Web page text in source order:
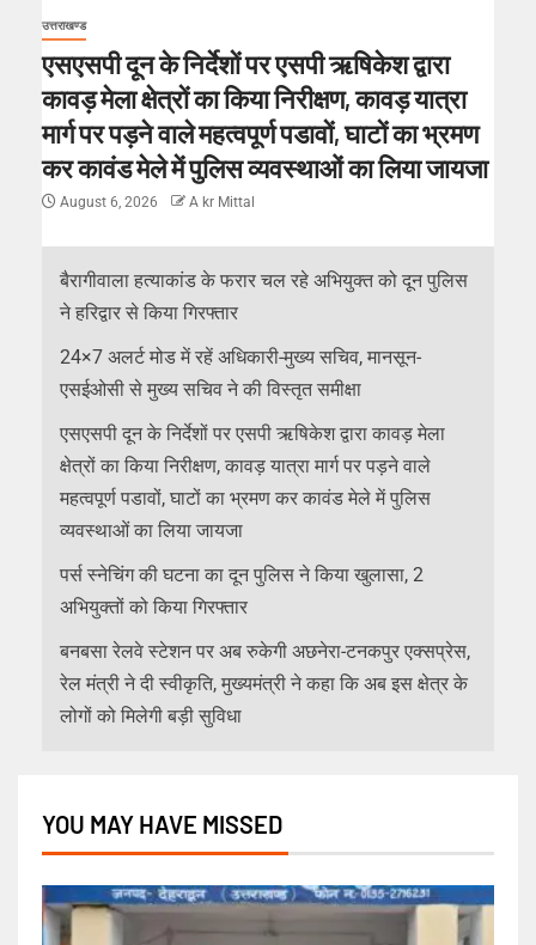
उत्तराखण्ड
एसएसपी दून के निर्देशों पर एसपी ऋषिकेश द्वारा
कावड़ मेला क्षेत्रों का किया निरीक्षण, कावड़ यात्रा
मार्ग पर पड़ने वाले महत्वपूर्ण पडावों, घाटों का भ्रमण
कर कावंड मेले में पुलिस व्यवस्थाओं का लिया जायजा
August 6, 2026 A kr Mittal
बैरागीवाला हत्याकांड के फरार चल रहे अभियुक्त को दून पुलिस
ने हरिद्वार से किया गिरफ्तार
24×7 अलर्ट मोड में रहें अधिकारी-मुख्य सचिव, मानसून-
एसईओसी से मुख्य सचिव ने की विस्तृत समीक्षा
एसएसपी दून के निर्देशों पर एसपी ऋषिकेश द्वारा कावड़ मेला
क्षेत्रों का किया निरीक्षण, कावड़ यात्रा मार्ग पर पड़ने वाले
महत्वपूर्ण पडावों, घाटों का भ्रमण कर कावंड मेले में पुलिस
व्यवस्थाओं का लिया जायजा
पर्स स्नेचिंग की घटना का दून पुलिस ने किया खुलासा, 2
अभियुक्तों को किया गिरफ्तार
बनबसा रेलवे स्टेशन पर अब रुकेगी अछनेरा-टनकपुर एक्सप्रेस,
रेल मंत्री ने दी स्वीकृति, मुख्यमंत्री ने कहा कि अब इस क्षेत्र के
लोगों को मिलेगी बड़ी सुविधा
YOU MAY HAVE MISSED